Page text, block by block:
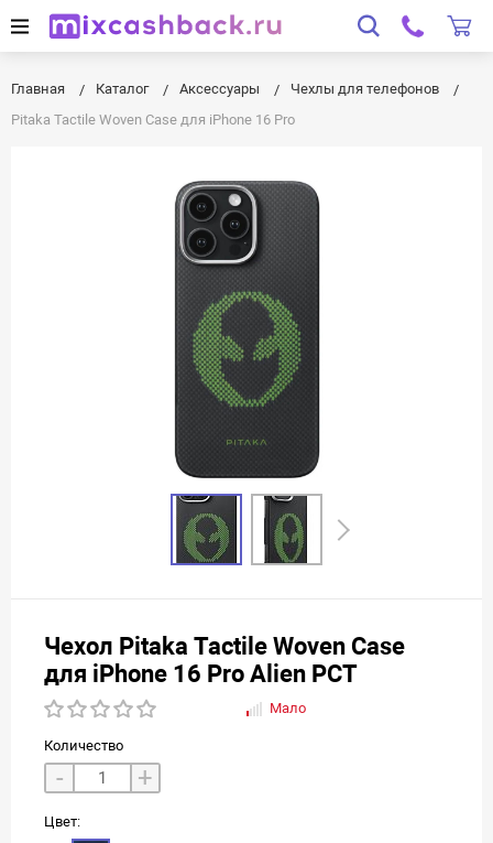
Главная Каталог Аксессуары
Чехлы для телефонов
Pitaka Tactile Woven Case для iPhone 16 Pro
Чехол Pitaka Tactile Woven Case
для iPhone 16 Pro Alien РСТ
Мало
Количество
- +
Цвет: